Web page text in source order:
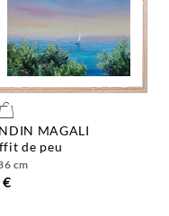
MAGALI
de peu
cm